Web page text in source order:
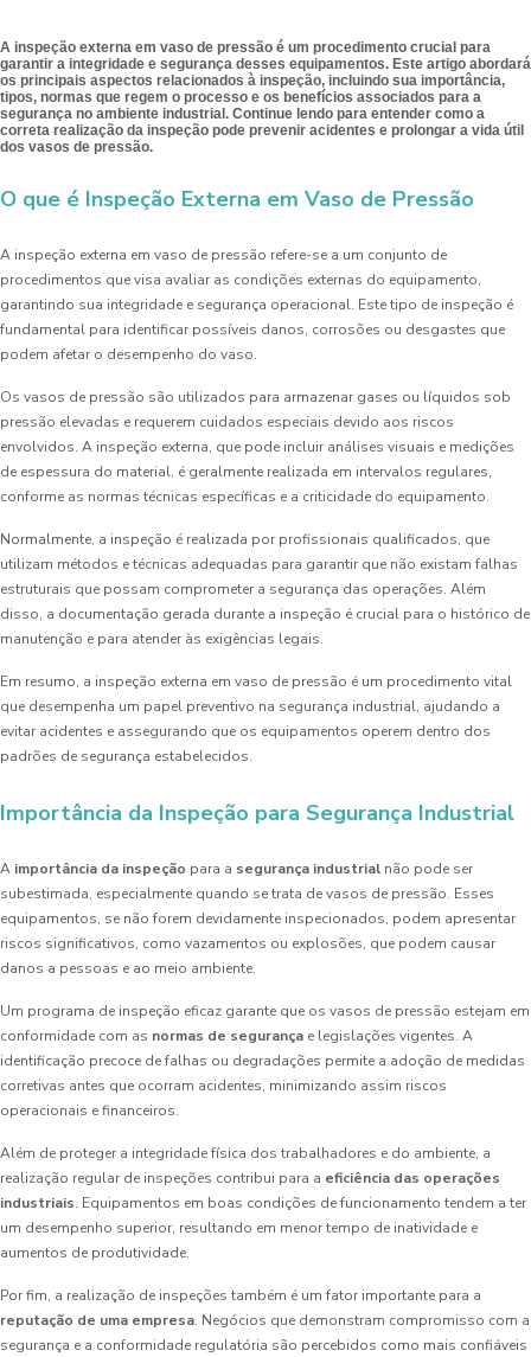
A inspeção externa em vaso de pressão é um procedimento crucial para
garantir a integridade e segurança desses equipamentos. Este artigo abordará
os principais aspectos relacionados à inspeção, incluindo sua importância,
tipos, normas que regem o processo e os benefícios associados para a
segurança no ambiente industrial. Continue lendo para entender como a
correta realização da inspeção pode prevenir acidentes e prolongar a vida útil
dos vasos de pressão.
O que é Inspeção Externa em Vaso de Pressão
A inspeção externa em vaso de pressão refere-se a um conjunto de
procedimentos que visa avaliar as condições externas do equipamento,
garantindo sua integridade e segurança operacional. Este tipo de inspeção é
fundamental para identificar possíveis danos, corrosões ou desgastes que
podem afetar o desempenho do vaso.
Os vasos de pressão são utilizados para armazenar gases ou líquidos sob
pressão elevadas e requerem cuidados especiais devido aos riscos
envolvidos. A inspeção externa, que pode incluir análises visuais e medições
de espessura do material, é geralmente realizada em intervalos regulares,
conforme as normas técnicas específicas e a criticidade do equipamento.
Normalmente, a inspeção é realizada por profissionais qualificados, que
utilizam métodos e técnicas adequadas para garantir que não existam falhas
estruturais que possam comprometer a segurança das operações. Além
disso, a documentação gerada durante a inspeção é crucial para o histórico de
manutenção e para atender às exigências legais.
Em resumo, a inspeção externa em vaso de pressão é um procedimento vital
que desempenha um papel preventivo na segurança industrial, ajudando a
evitar acidentes e assegurando que os equipamentos operem dentro dos
padrões de segurança estabelecidos.
Importância da Inspeção para Segurança Industrial
A importância da inspeção para a segurança industrial não pode ser
subestimada, especialmente quando se trata de vasos de pressão. Esses
equipamentos, se não forem devidamente inspecionados, podem apresentar
riscos significativos, como vazamentos ou explosões, que podem causar
danos a pessoas e ao meio ambiente.
Um programa de inspeção eficaz garante que os vasos de pressão estejam em
conformidade com as normas de segurança e legislações vigentes. A
identificação precoce de falhas ou degradações permite a adoção de medidas
corretivas antes que ocorram acidentes, minimizando assim riscos
operacionais e financeiros.
Além de proteger a integridade física dos trabalhadores e do ambiente, a
realização regular de inspeções contribui para a eficiência das operações
industriais. Equipamentos em boas condições de funcionamento tendem a ter
um desempenho superior, resultando em menor tempo de inatividade e
aumentos de produtividade.
Por fim, a realização de inspeções também é um fator importante para a
reputação de uma empresa. Negócios que demonstram compromisso com a
segurança e a conformidade regulatória são percebidos como mais confiáveis